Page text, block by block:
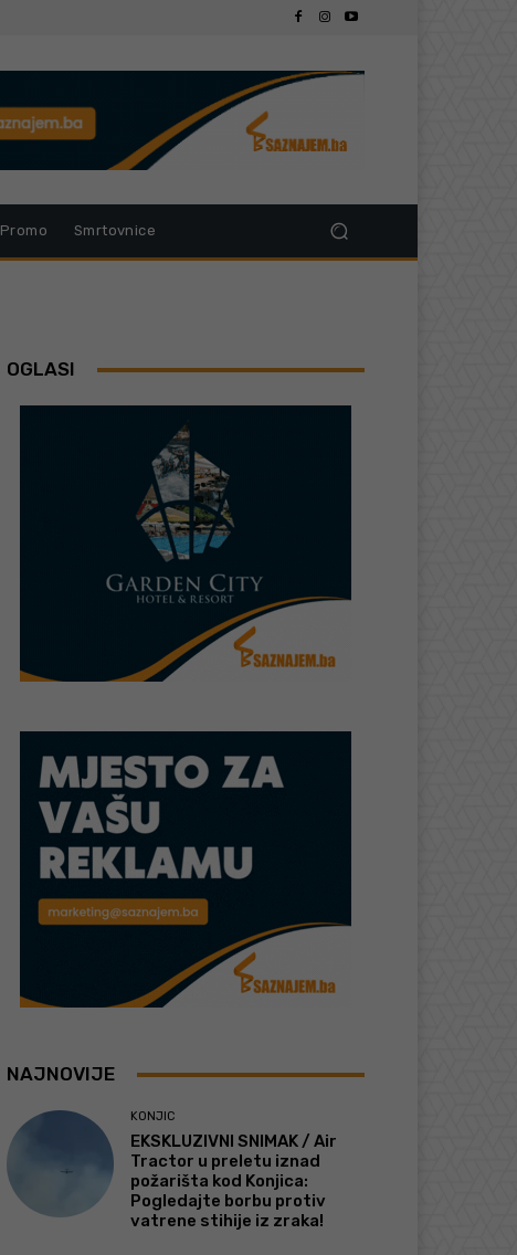
Promo Smrtovnice
OGLASI
NAJNOVIJE
KONJIC
EKSKLUZIVNI SNIMAK / Air
Tractor u preletu iznad
požarišta kod Konjica:
Pogledajte borbu protiv
vatrene stihije iz zraka!